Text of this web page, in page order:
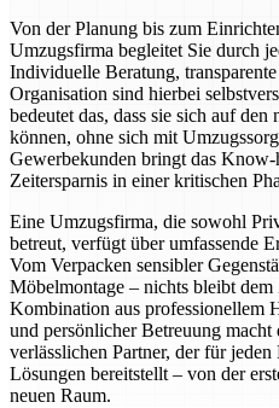
Von der Planung bis zum
Umzugsfirma begleitet Sie durch
Individuelle Beratung,
Organisation sind hierbei
bedeutet das, dass sie sich auf
können, ohne sich mit
Gewerbekunden bringt das
Zeitersparnis in einer kritischen
Eine Umzugsfirma, die sowohl
betreut, verfügt über umfassende
Vom Verpacken sensibler
Möbelmontage – nichts bleibt
Kombination aus professionellem
und persönlicher Betreuung macht
verlässlichen Partner, der für
Lösungen bereitstellt – von der
neuen Raum.